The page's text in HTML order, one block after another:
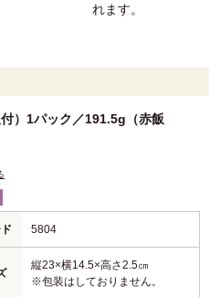
れます。
）1パック／191.5g（赤飯
5804
縦23×横14.5×高さ2.5㎝
※包装はしておりません。